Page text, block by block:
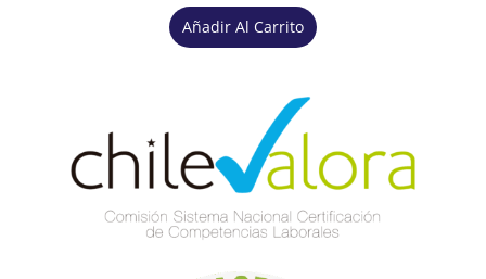
Añadir Al Carrito